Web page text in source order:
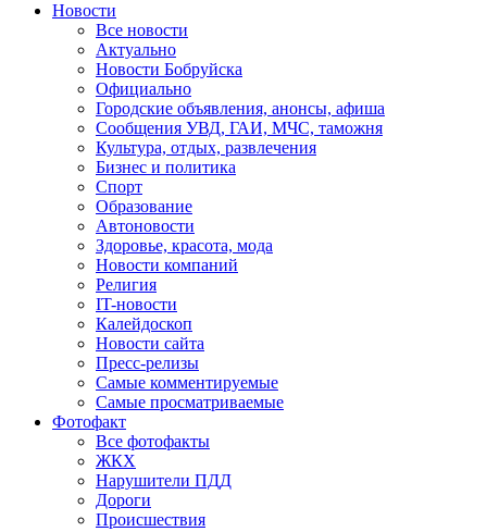
Новости
Все новости
Актуально
Новости Бобруйска
Официально
Городские объявления, анонсы, афиша
Сообщения УВД, ГАИ, МЧС, таможня
Культура, отдых, развлечения
Бизнес и политика
Спорт
Образование
Автоновости
Здоровье, красота, мода
Новости компаний
Религия
IT-новости
Калейдоскоп
Новости сайта
Пресс-релизы
Самые комментируемые
Самые просматриваемые
Фотофакт
Все фотофакты
ЖКХ
Нарушители ПДД
Дороги
Происшествия